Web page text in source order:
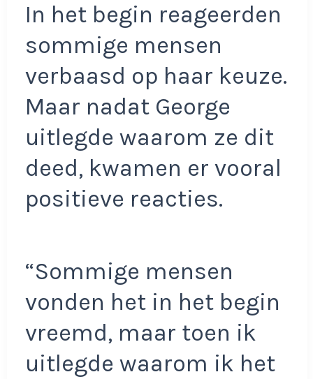
In het begin reageerden
sommige mensen
verbaasd op haar keuze.
Maar nadat George
uitlegde waarom ze dit
deed, kwamen er vooral
positieve reacties.
“Sommige mensen
vonden het in het begin
vreemd, maar toen ik
uitlegde waarom ik het